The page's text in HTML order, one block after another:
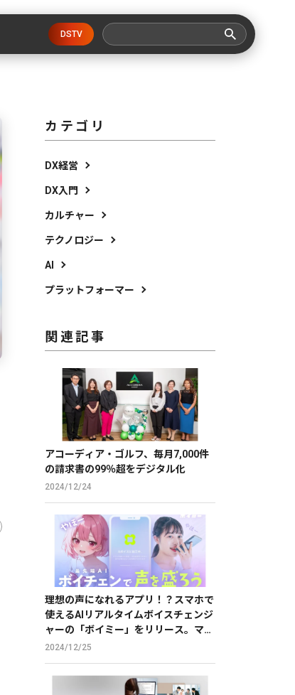
DSTV
カテゴリ
DX経営
DX入門
カルチャー
テクノロジー
AI
プラットフォーマー
関連記事
アコーディア・ゴルフ、毎月7,000件
の請求書の99％超をデジタル化
2024/12/24
理想の声になれるアプリ！？スマホで
使えるAIリアルタイムボイスチェンジ
ャーの「ボイミー」をリリース。マイ
クに向かって喋るだけで、誰でも萌え
2024/12/25